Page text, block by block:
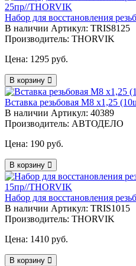
Набор для восстановления
В наличии Артикул: TRIS8125
Производитель: THORVIK
Цена: 1295 руб.
В корзину
Вставка резьбовая М8 х1,25
В наличии Артикул: 40389
Производитель: АВТОДЕЛО
Цена: 190 руб.
В корзину
Набор для восстановления
В наличии Артикул: TRIS1015
Производитель: THORVIK
Цена: 1410 руб.
В корзину